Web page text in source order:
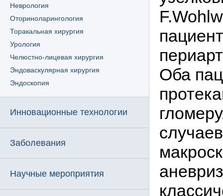
Неврология
Оториноларингология
Торакальная хирургия
Урология
Челюстно-лицевая хирургия
Эндоваскулярная хирургия
Эндоскопия
Инновационные технологии
Заболевания
Научные мероприятия
Оба